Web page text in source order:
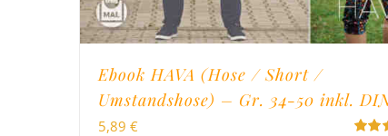
Ebook HAVA (Hose / Short /
Umstandshose) – Gr. 34-50 inkl.
5,89 €